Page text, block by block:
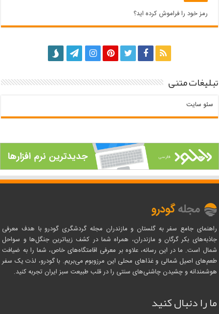
رمز خود را فراموش کرده اید؟
تبلیغات متنی
سئو سایت
راهنمای جامع سفر به گلستان و مازندران مجله گردشگری گودرو با هدف معرفی
جاذبه‌های بکر گرگان و مازندران، همراه شما در کشف زیباترین جنگل‌ها و سواحل
شمال است. ما در این رسانه، علاوه بر معرفی اقامتگاه‌های خاص، شما را به ضیافت
طعم‌های اصیل شمالی و غذاهای محلی این مرزوبوم می‌بریم. با گودرو، لذت یک سفر
هوشمندانه و چشیدن چاشنی‌های سنتی را در قلب طبیعت سبز ایران تجربه کنید.
ما را دنبال کنید